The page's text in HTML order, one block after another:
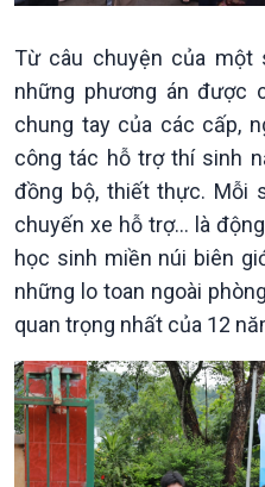
Xã hội
Tin Đời sống & Xã hội
360 độ Sức khỏe
Chuyển đổi Xanh
Tài nguyên và Môi trường
Chuyên gia của bạn
Xã hội chuyển động
Từ câu chuyện của một
những phương án được
chung tay của các cấp,
công tác hỗ trợ thí sinh
đồng bộ, thiết thực. Mỗi
chuyến xe hỗ trợ… là
học sinh miền núi biên
những lo toan ngoài
quan trọng nhất của 12